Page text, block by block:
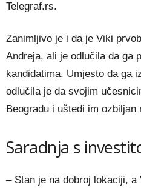
Telegraf.rs.
Zanimljivo je i da je Viki
Andreja, ali je odlučila da ga
kandidatima. Umjesto da ga
odlučila je da svojim
Beogradu i uštedi im ozbiljan
Saradnja s
– Stan je na dobroj lokaciji,